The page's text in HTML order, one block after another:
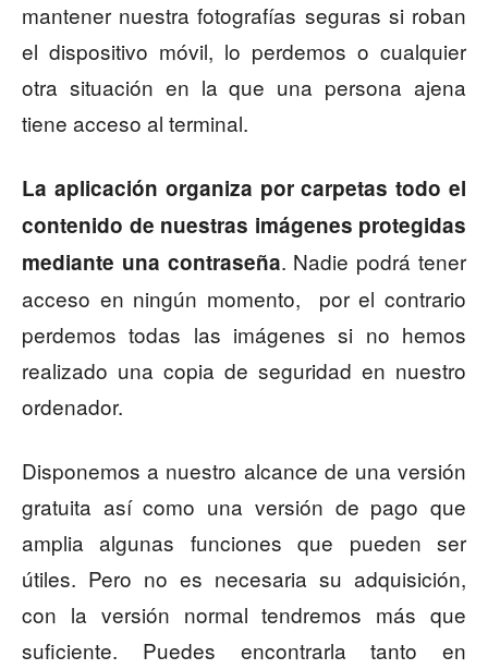
mantener nuestra fotografías seguras si roban
el dispositivo móvil, lo perdemos o cualquier
otra situación en la que una persona ajena
tiene acceso al terminal.
La aplicación organiza por carpetas todo el
contenido de nuestras imágenes protegidas
mediante una contraseña. Nadie podrá tener
acceso en ningún momento, por el contrario
perdemos todas las imágenes si no hemos
realizado una copia de seguridad en nuestro
ordenador.
Disponemos a nuestro alcance de una versión
gratuita así como una versión de pago que
amplia algunas funciones que pueden ser
útiles. Pero no es necesaria su adquisición,
con la versión normal tendremos más que
suficiente. Puedes encontrarla tanto en